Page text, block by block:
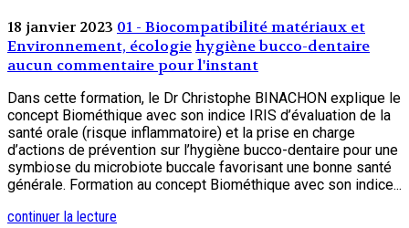
18 janvier 2023 01 - Biocompatibilité matériaux et
Environnement, écologiehygiène bucco-dentaire
aucun commentaire pour l'instant
Dans cette formation, le Dr Christophe BINACHON explique le
concept Biométhique avec son indice IRIS d’évaluation de la
santé orale (risque inflammatoire) et la prise en charge
d’actions de prévention sur l’hygiène bucco-dentaire pour une
symbiose du microbiote buccale favorisant une bonne santé
générale. Formation au concept Biométhique avec son indice...
continuer la lecture